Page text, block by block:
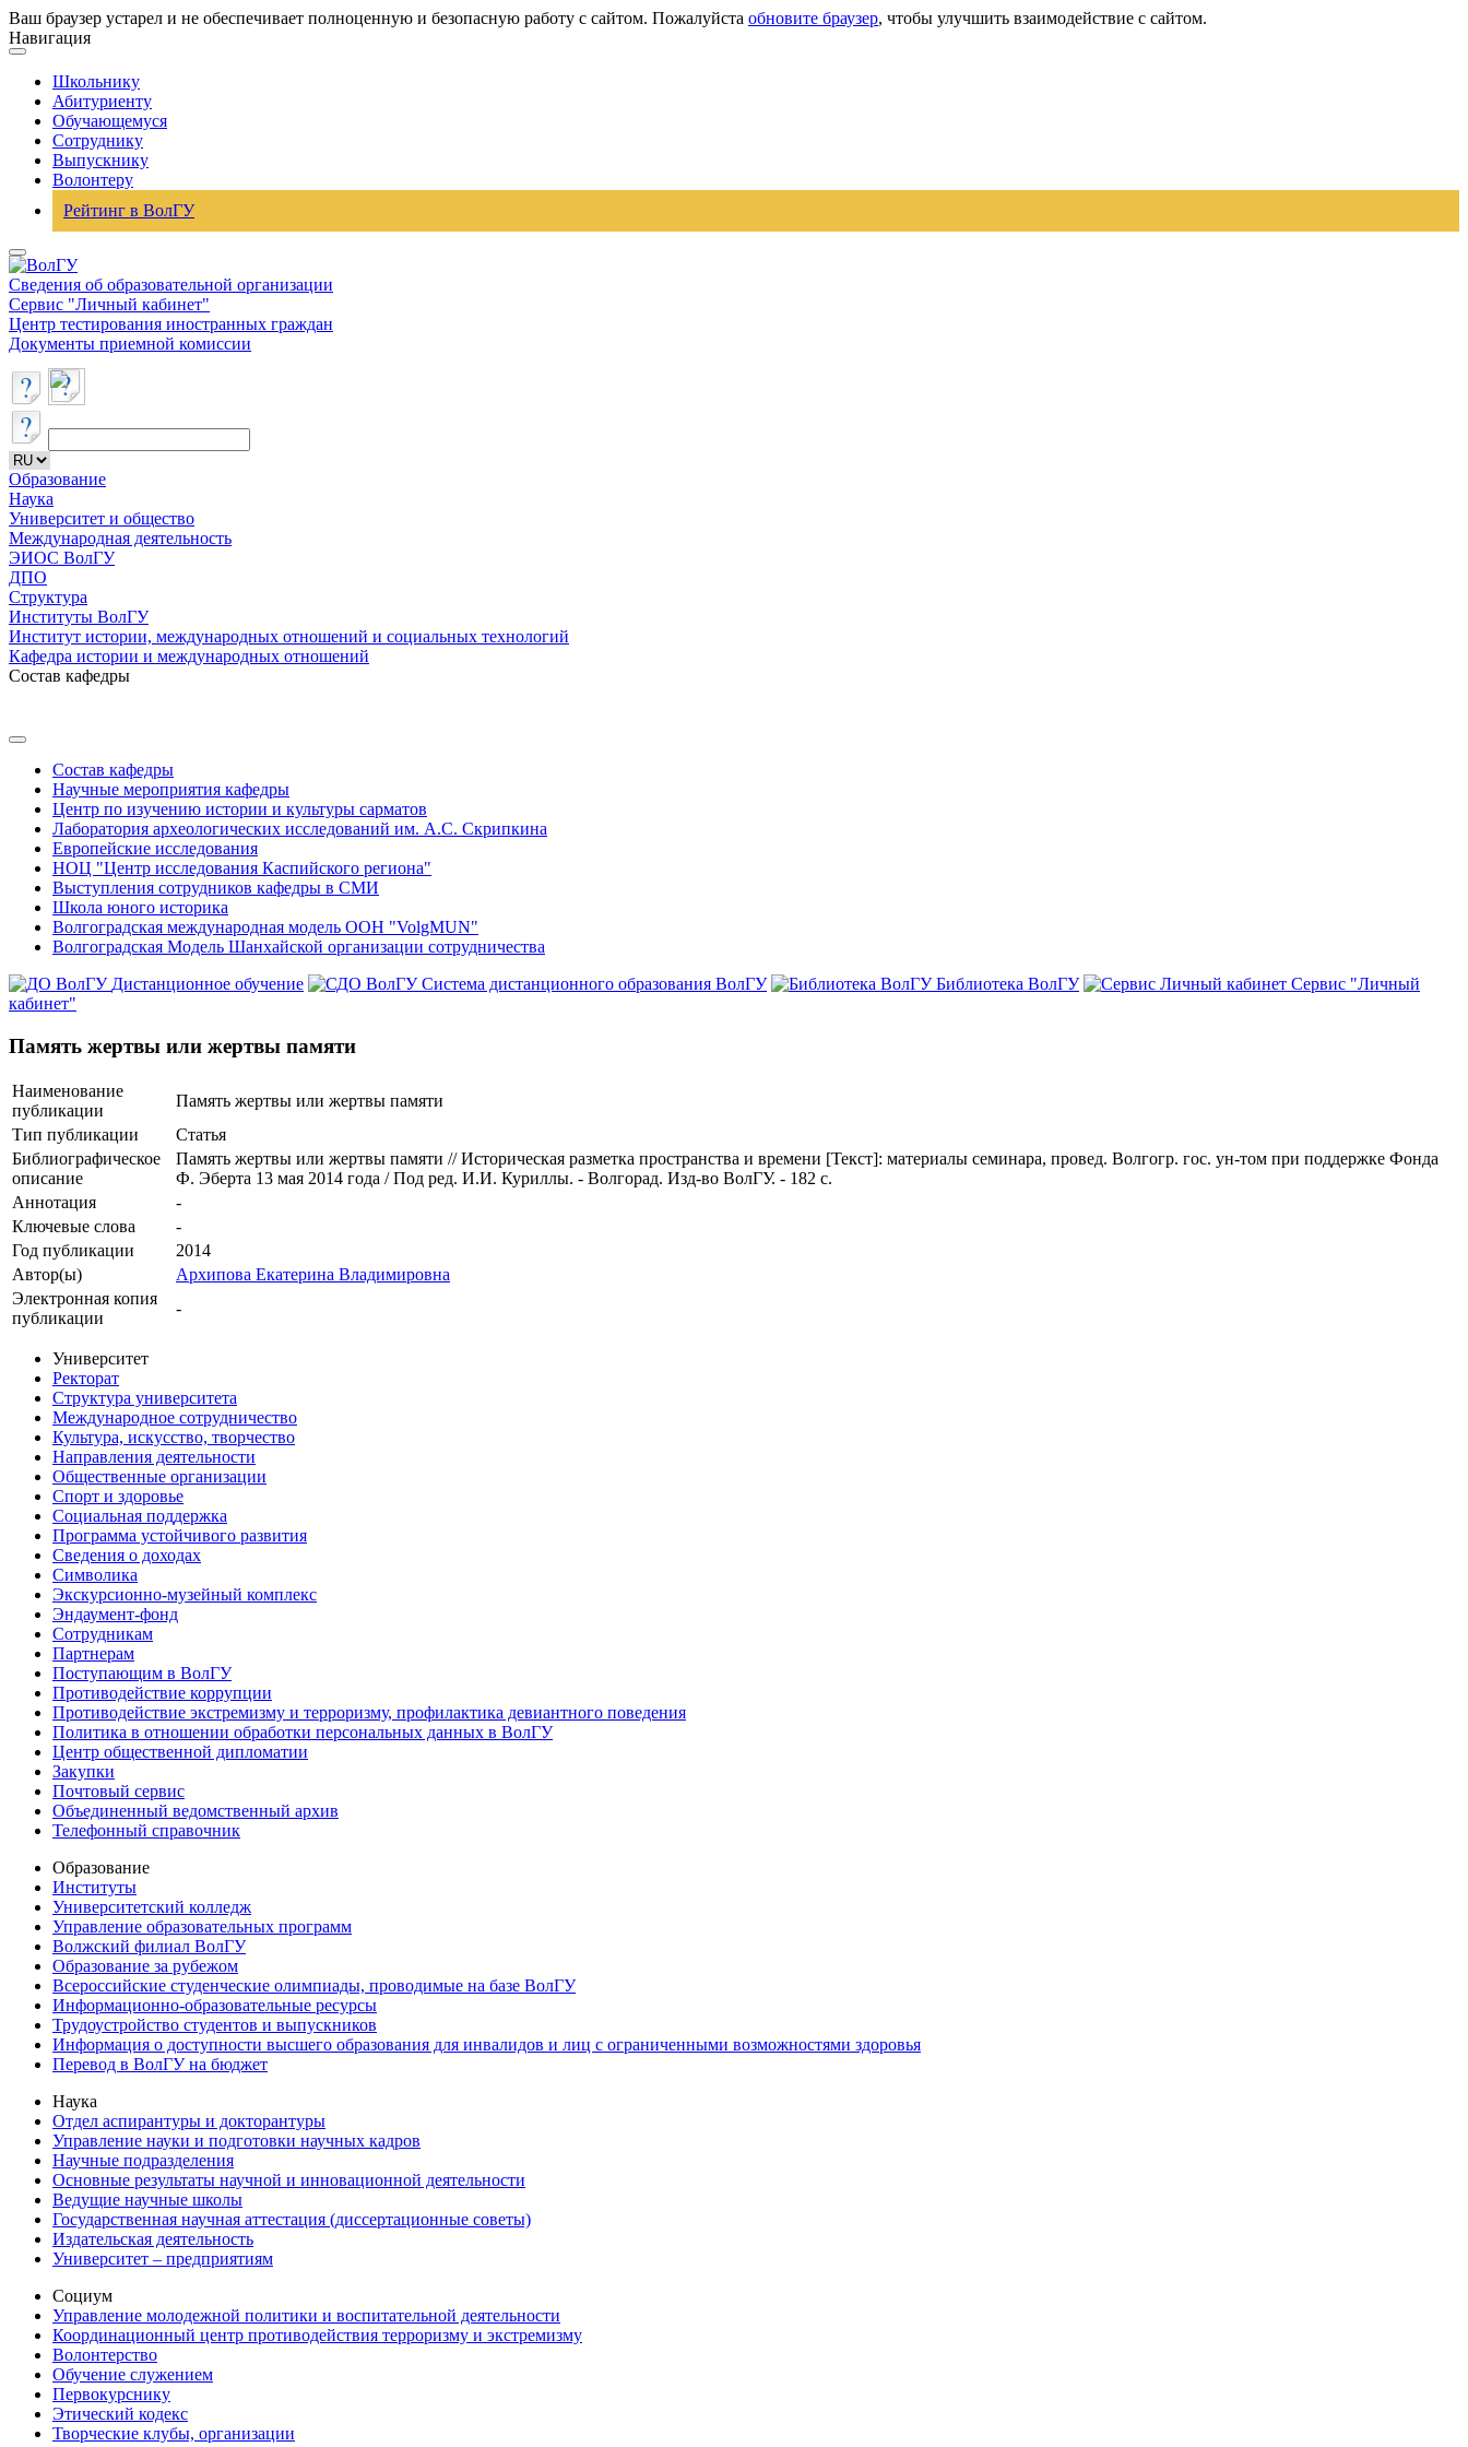
Ваш браузер устарел и не обеспечивает полноценную и безопасную работу с сайтом. Пожалуйста обновите браузер, чтобы улучшить взаимодействие с сайтом.
Навигация
Школьнику
Абитуриенту
Обучающемуся
Сотруднику
Выпускнику
Волонтеру
Рейтинг в ВолГУ
Сведения об образовательной организации
Сервис "Личный кабинет"
Центр тестирования иностранных граждан
Документы приемной комиссии
Образование
Наука
Университет и общество
Международная деятельность
ЭИОС ВолГУ
ДПО
Структура
Институты ВолГУ
Институт истории, международных отношений и социальных технологий
Кафедра истории и международных отношений
Состав кафедры
Состав кафедры
Научные мероприятия кафедры
Центр по изучению истории и культуры сарматов
Лаборатория археологических исследований им. А.С. Скрипкина
Европейские исследования
НОЦ "Центр исследования Каспийского региона"
Выступления сотрудников кафедры в СМИ
Школа юного историка
Волгоградская международная модель ООН "VolgMUN"
Волгоградская Модель Шанхайской организации сотрудничества
Дистанционное обучение
Система дистанционного образования ВолГУ Библиотека ВолГУ
Сервис "Личный
кабинет"
Память жертвы или жертвы памяти
Наименование
публикации
Память жертвы или жертвы памяти
Тип публикации
Статья
Библиографическое
описание
Память жертвы или жертвы памяти // Историческая разметка пространства и времени [Текст]: материалы семинара, провед. Волгогр. гос. ун-том при поддержке Фонда
Ф. Эберта 13 мая 2014 года / Под ред. И.И. Куриллы. - Волгорад. Изд-во ВолГУ. - 182 с.
Аннотация
-
Ключевые cлова
-
Год публикации
2014
Автор(ы)
Архипова Екатерина Владимировна
Электронная копия
публикации
-
Университет
Ректорат
Структура университета
Международное сотрудничество
Культура, искусство, творчество
Направления деятельности
Общественные организации
Спорт и здоровье
Социальная поддержка
Программа устойчивого развития
Сведения о доходах
Символика
Экскурсионно-музейный комплекс
Эндаумент-фонд
Сотрудникам
Партнерам
Поступающим в ВолГУ
Противодействие коррупции
Противодействие экстремизму и терроризму, профилактика девиантного поведения
Политика в отношении обработки персональных данных в ВолГУ
Центр общественной дипломатии
Закупки
Почтовый сервис
Объединенный ведомственный архив
Телефонный справочник
Образование
Институты
Университетский колледж
Управление образовательных программ
Волжский филиал ВолГУ
Образование за рубежом
Всероссийские студенческие олимпиады, проводимые на базе ВолГУ
Информационно-образовательные ресурсы
Трудоустройство студентов и выпускников
Информация о доступности высшего образования для инвалидов и лиц с ограниченными возможностями здоровья
Перевод в ВолГУ на бюджет
Наука
Отдел аспирантуры и докторантуры
Управление науки и подготовки научных кадров
Научные подразделения
Основные результаты научной и инновационной деятельности
Ведущие научные школы
Государственная научная аттестация (диссертационные советы)
Издательская деятельность
Университет – предприятиям
Социум
Управление молодежной политики и воспитательной деятельности
Координационный центр противодействия терроризму и экстремизму
Волонтерство
Обучение служением
Первокурснику
Этический кодекс
Творческие клубы, организации